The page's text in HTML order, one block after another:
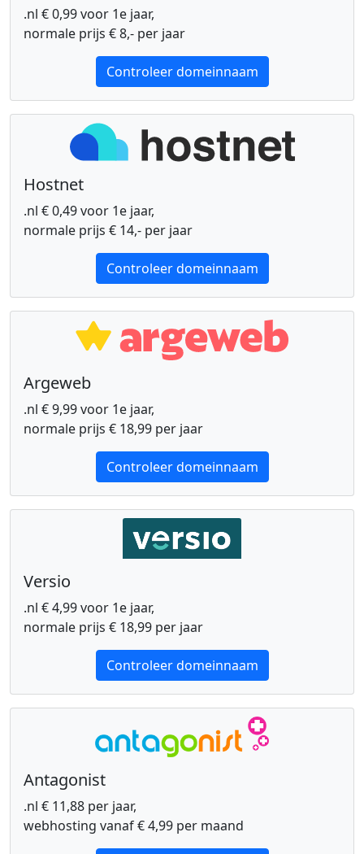
.nl € 0,99 voor 1e jaar,
normale prijs € 8,- per jaar
Controleer domeinnaam
Hostnet
.nl € 0,49 voor 1e jaar,
normale prijs € 14,- per jaar
Controleer domeinnaam
Argeweb
.nl € 9,99 voor 1e jaar,
normale prijs € 18,99 per jaar
Controleer domeinnaam
Versio
.nl € 4,99 voor 1e jaar,
normale prijs € 18,99 per jaar
Controleer domeinnaam
Antagonist
.nl € 11,88 per jaar,
webhosting vanaf € 4,99 per maand